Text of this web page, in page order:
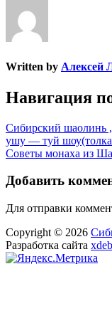
Written by Алексей
Навигация
Cибирский шаолинь
ушу — туй
Советы монаха из
Добавить
Для отправки
Copyright © 2026
Разработка сайта